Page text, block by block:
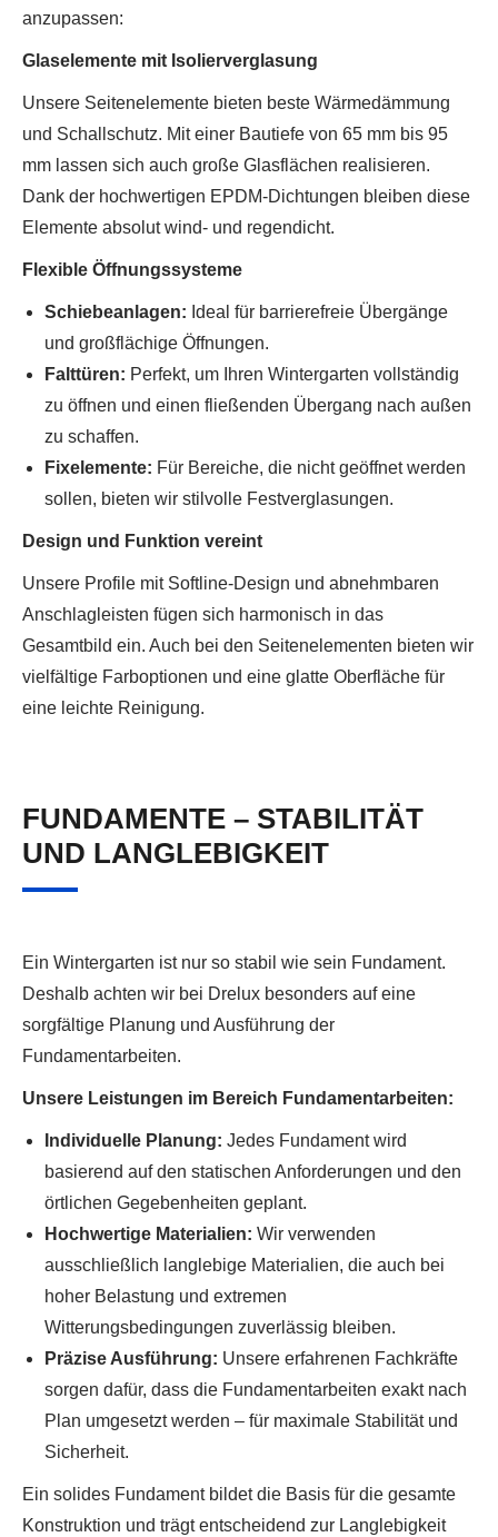
anzupassen:
Glaselemente mit Isolierverglasung
Unsere Seitenelemente bieten beste Wärmedämmung
und Schallschutz. Mit einer Bautiefe von 65 mm bis 95
mm lassen sich auch große Glasflächen realisieren.
Dank der hochwertigen EPDM-Dichtungen bleiben diese
Elemente absolut wind- und regendicht.
Flexible Öffnungssysteme
Schiebeanlagen: Ideal für barrierefreie Übergänge
und großflächige Öffnungen.
Falttüren: Perfekt, um Ihren Wintergarten vollständig
zu öffnen und einen fließenden Übergang nach außen
zu schaffen.
Fixelemente: Für Bereiche, die nicht geöffnet werden
sollen, bieten wir stilvolle Festverglasungen.
Design und Funktion vereint
Unsere Profile mit Softline-Design und abnehmbaren
Anschlagleisten fügen sich harmonisch in das
Gesamtbild ein. Auch bei den Seitenelementen bieten wir
vielfältige Farboptionen und eine glatte Oberfläche für
eine leichte Reinigung.
FUNDAMENTE – STABILITÄT
UND LANGLEBIGKEIT
Ein Wintergarten ist nur so stabil wie sein Fundament.
Deshalb achten wir bei Drelux besonders auf eine
sorgfältige Planung und Ausführung der
Fundamentarbeiten.
Unsere Leistungen im Bereich Fundamentarbeiten:
Individuelle Planung: Jedes Fundament wird
basierend auf den statischen Anforderungen und den
örtlichen Gegebenheiten geplant.
Hochwertige Materialien: Wir verwenden
ausschließlich langlebige Materialien, die auch bei
hoher Belastung und extremen
Witterungsbedingungen zuverlässig bleiben.
Präzise Ausführung: Unsere erfahrenen Fachkräfte
sorgen dafür, dass die Fundamentarbeiten exakt nach
Plan umgesetzt werden – für maximale Stabilität und
Sicherheit.
Ein solides Fundament bildet die Basis für die gesamte
Konstruktion und trägt entscheidend zur Langlebigkeit